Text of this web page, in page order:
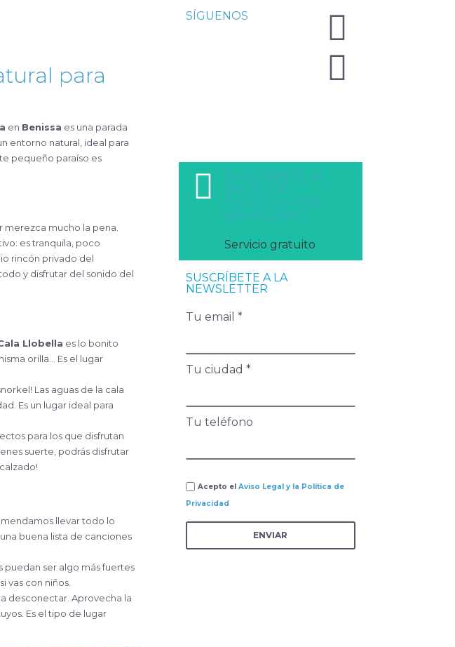
para
en Benissa es una parada
entorno natural, ideal para
pequeño paraíso es
merezca mucho la pena.
es tranquila, poco
rincón privado del
y disfrutar del sonido del
Llobella es lo bonito
orilla… Es el lugar
Las aguas de la cala
Es un lugar ideal para
para los que disfrutan
suerte, podrás disfrutar
llevar todo lo
buena lista de canciones
puedan ser algo más fuertes
vas con niños.
desconectar. Aprovecha la
Es el tipo de lugar
SÍGUENOS
SUSCRÍBETE AL
ENVÍO DE
NOTICIAS POR
WHATSAPP
Servicio gratuito
SUSCRÍBETE A LA
NEWSLETTER
Tu email *
Tu ciudad *
Tu teléfono
Acepto el Aviso Legal y la Política de
Privacidad
ENVIAR